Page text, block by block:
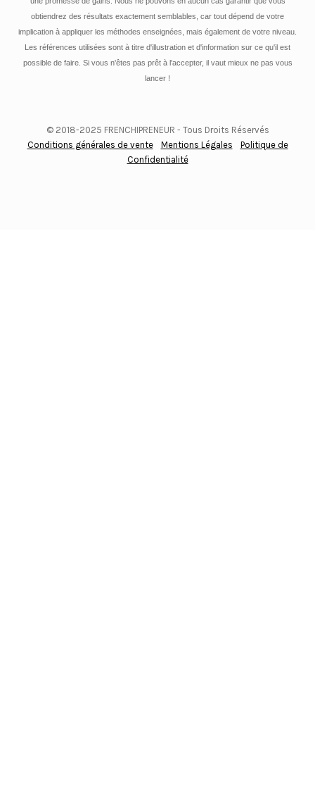
obtiendrez des résultats exactement semblables, car tout dépend de votre
implication à appliquer les méthodes enseignées, mais également de votre niveau.
Les références utilisées sont à titre d'illustration et d'information sur ce qu'il est
possible de faire. Si vous n'êtes pas prêt à l'accepter, il vaut mieux ne pas vous
lancer !
© 2018-2025 FRENCHIPRENEUR - Tous Droits Réservés
Conditions générales de vente
Mentions Légales
Politique de
Confidentialité